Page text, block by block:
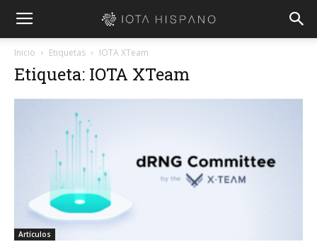
Inicio Etiquetas IOTA XTeam
Etiqueta: IOTA XTeam
Artículos